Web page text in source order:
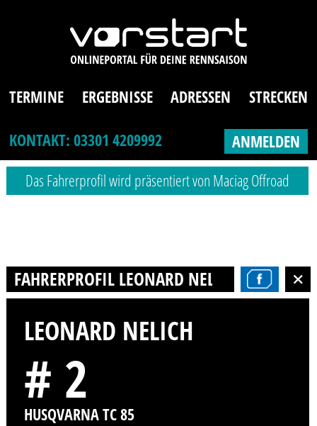
TERMINE ERGEBNISSE ADRESSEN
STRECKEN
KONTAKT: 03301 4209992
ANMELDEN
Das Fahrerprofil wird präsentiert von Maciag Offroad
FAHRERPROFIL LEONARD NELICH
LEONARD NELICH
# 2
HUSQVARNA TC 85